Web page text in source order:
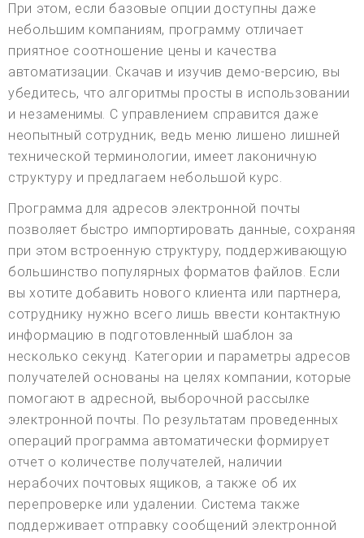
При этом, если базовые опции доступны даже
небольшим компаниям, программу отличает
приятное соотношение цены и качества
автоматизации. Скачав и изучив демо-версию, вы
убедитесь, что алгоритмы просты в использовании
и незаменимы. С управлением справится даже
неопытный сотрудник, ведь меню лишено лишней
технической терминологии, имеет лаконичную
структуру и предлагаем небольшой курс.
Программа для адресов электронной почты
позволяет быстро импортировать данные, сохраняя
при этом встроенную структуру, поддерживающую
большинство популярных форматов файлов. Если
вы хотите добавить нового клиента или партнера,
сотруднику нужно всего лишь ввести контактную
информацию в подготовленный шаблон за
несколько секунд. Категории и параметры адресов
получателей основаны на целях компании, которые
помогают в адресной, выборочной рассылке
электронной почты. По результатам проведенных
операций программа автоматически формирует
отчет о количестве получателей, наличии
нерабочих почтовых ящиков, а также об их
перепроверке или удалении. Система также
поддерживает отправку сообщений электронной